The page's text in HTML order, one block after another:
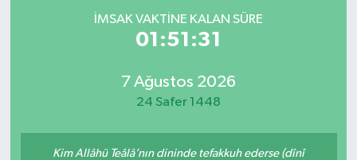
İMSAK VAKTİNE KALAN SÜRE
01:51:31
7 Ağustos 2026
24 Safer 1448
Kim Allâhü Teâlâ’nın dininde tefakkuh ederse (dînî